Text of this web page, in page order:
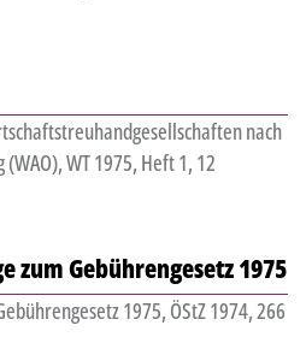
nach
WT 1975, Heft 1, 12
zum Gebührengesetz 1975
1975, ÖStZ 1974, 266